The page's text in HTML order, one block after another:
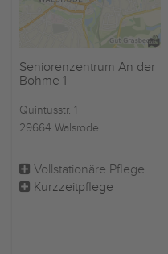
Seniorenzentrum An der
Böhme 1
Quintusstr. 1
29664 Walsrode
Vollstationäre Pflege
Kurzzeitpflege